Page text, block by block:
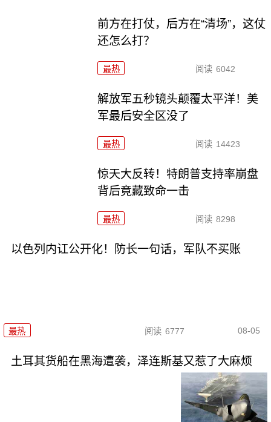
前方在打仗，后方在“清场”，这仗
还怎么打？
最热 阅读 6042
解放军五秒镜头颠覆太平洋！美
军最后安全区没了
最热 阅读 14423
惊天大反转！特朗普支持率崩盘
背后竟藏致命一击
最热 阅读 8298
以色列内讧公开化！防长一句话，军队不买账
最热 阅读 6777 08-05
土耳其货船在黑海遭袭，泽连斯基又惹了大麻烦